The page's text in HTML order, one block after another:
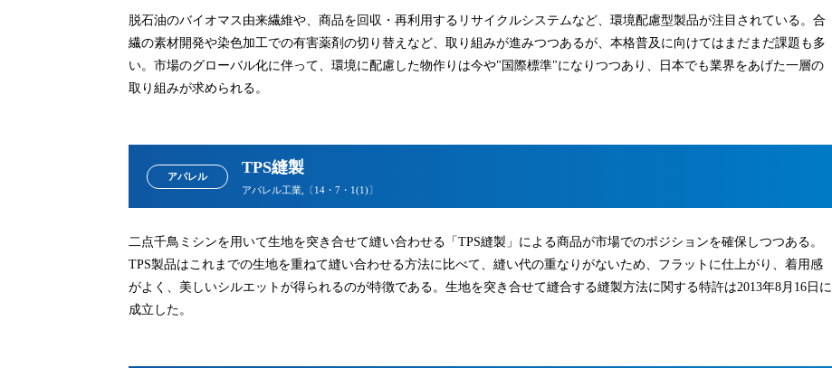
脱石油のバイオマス由来繊維や、商品を回収・再利用するリサイクルシステムなど、環境配慮型製品が注目されている。合
繊の素材開発や染色加工での有害薬剤の切り替えなど、取り組みが進みつつあるが、本格普及に向けてはまだまだ課題も多
い。市場のグローバル化に伴って、環境に配慮した物作りは今や"国際標準"になりつつあり、日本でも業界をあげた一層の
取り組みが求められる。
アパレル TPS縫製
アパレル工業,〔14・7・1(1)〕
二点千鳥ミシンを用いて生地を突き合せて縫い合わせる「TPS縫製」による商品が市場でのポジションを確保しつつある。
TPS製品はこれまでの生地を重ねて縫い合わせる方法に比べて、縫い代の重なりがないため、フラットに仕上がり、着用感
がよく、美しいシルエットが得られるのが特徴である。生地を突き合せて縫合する縫製方法に関する特許は2013年8月16日に
成立した。